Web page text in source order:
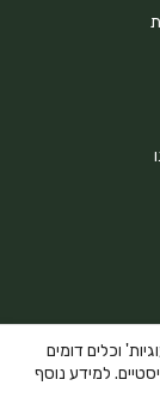
וכלים דומים
למידע נוסף